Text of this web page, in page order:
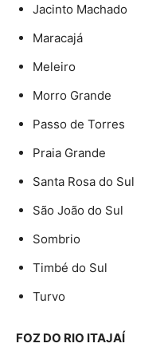
Jacinto Machado
Maracajá
Meleiro
Morro Grande
Passo de Torres
Praia Grande
Santa Rosa do Sul
São João do Sul
Sombrio
Timbé do Sul
Turvo
FOZ DO RIO ITAJAÍ